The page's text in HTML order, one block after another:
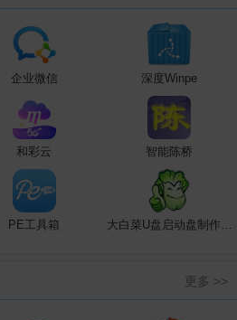
WPSOffice2020
360加固助手
腾讯课堂
企业微信 深度Winpe
和彩云 智能陈桥
PE工具箱 大白菜U盘启动盘制作工具
更多 >>